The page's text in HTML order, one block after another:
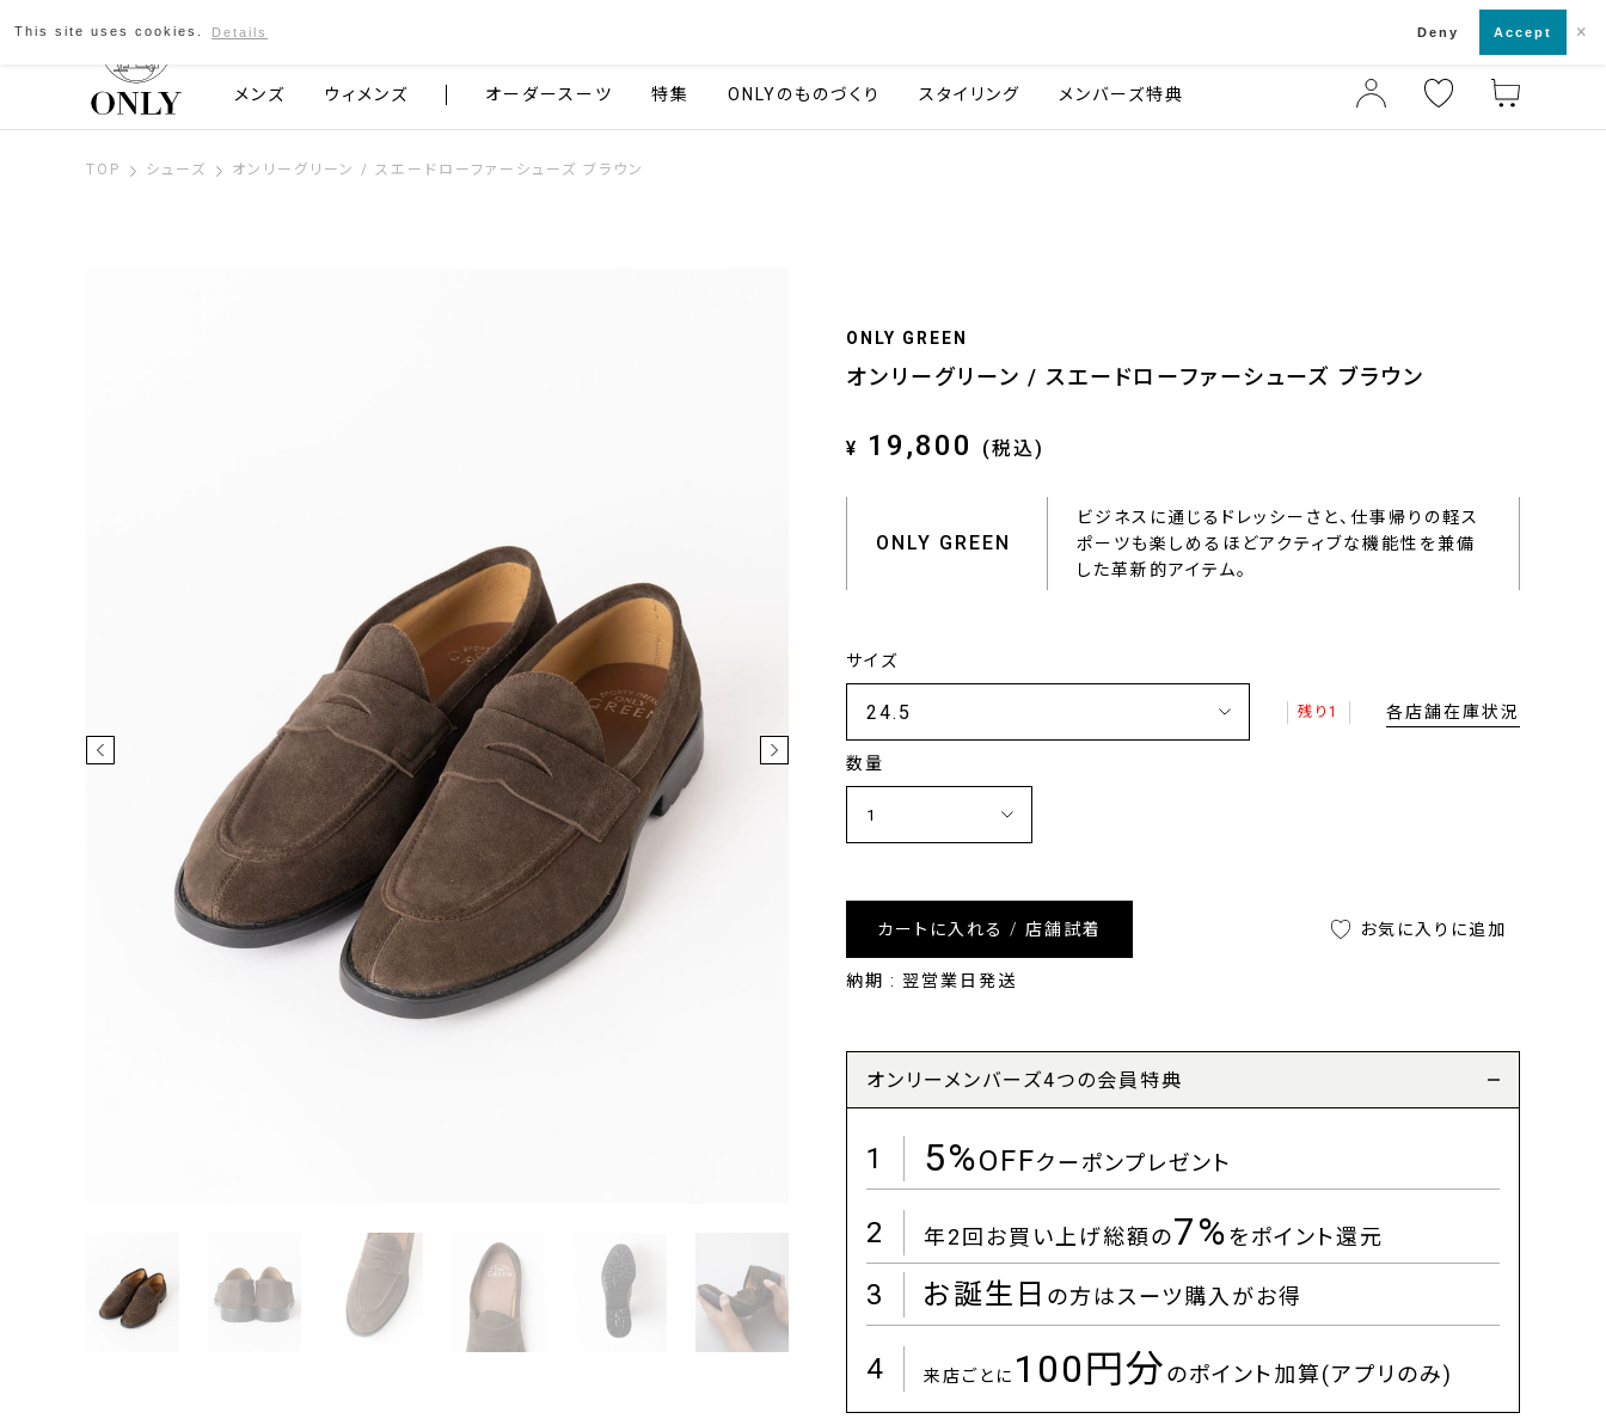
京都発のスーツブランド ONLY
メンズ ウィメンズ オーダースーツ 特集 ONLYのものづくり スタイリング メンバーズ特典
TOP シューズ オンリーグリーン / スエードローファーシューズ ブラウン
ONLY GREEN
オンリーグリーン / スエードローファーシューズ ブラウン
¥ 19,800 (税込)
ONLY GREEN
ビジネスに通じるドレッシーさと、仕事帰りの軽ス
ポーツも楽しめるほどアクティブな機能性を兼備
した革新的アイテム。
サイズ
残り1 各店舗在庫状況
数量
カートに入れる / 店舗試着
納期 : 翌営業日発送
お気に入りに追加
オンリーメンバーズ4つの会員特典
1 5%OFFクーポンプレゼント
2 年2回お買い上げ総額の7%をポイント還元
3 お誕生日 の方はスーツ購入がお得
4 来店ごとに 100円分のポイント加算(アプリのみ)
This site uses cookies. Details Deny Accept ×